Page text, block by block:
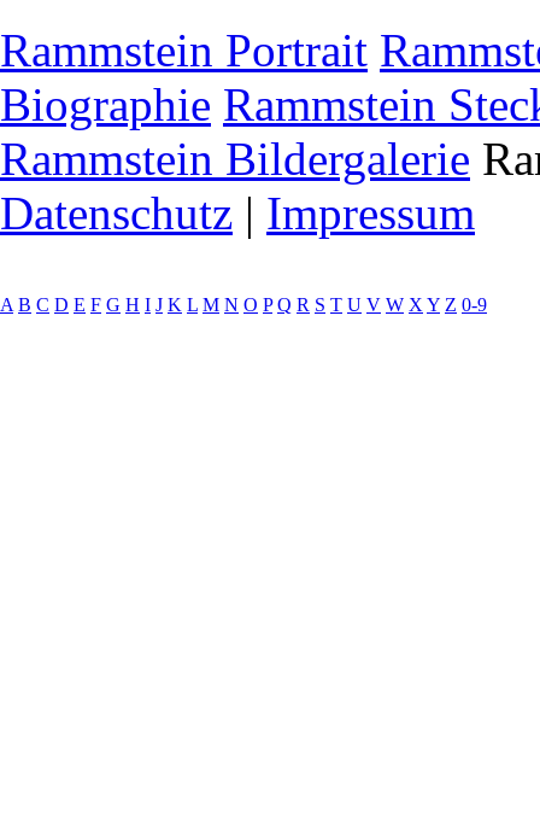
Rammstein Portrait
Biographie Rammstein
Rammstein Bildergalerie
Datenschutz | Impressum
A B C D E F G H I J K L M N O P Q R S T U V W X Y Z 0-9